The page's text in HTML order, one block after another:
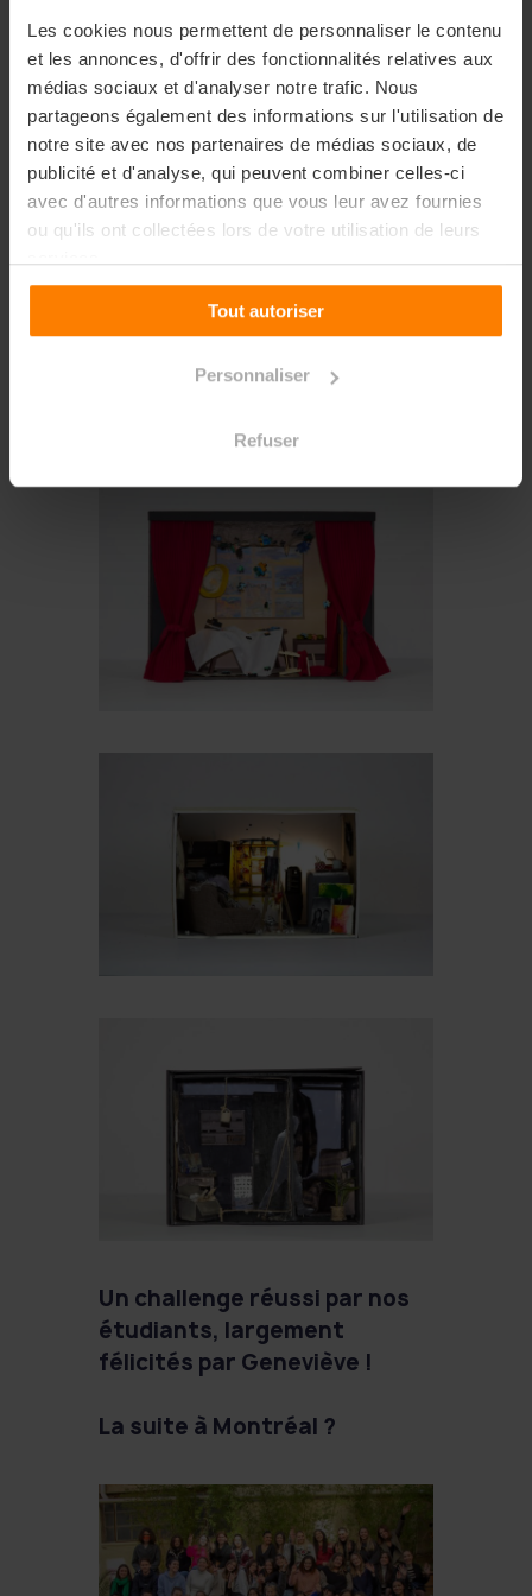
Les cookies nous permettent de personnaliser le contenu
et les annonces, d'offrir des fonctionnalités relatives aux
médias sociaux et d'analyser notre trafic. Nous
partageons également des informations sur l'utilisation de
notre site avec nos partenaires de médias sociaux, de
publicité et d'analyse, qui peuvent combiner celles-ci
avec d'autres informations que vous leur avez fournies
ou qu'ils ont collectées lors de votre utilisation de leurs
Tout autoriser
Personnaliser
Refuser
Le livre traite de plusieurs
thèmes, notamment de la
complexité de la vie urbaine,
de la solitude, de l'identité et
de la mémoire. Le style
d'écriture de Perec est
caractérisé par un souci du
détail minutieux et une
fascination pour les
structures et les systèmes,
ce qui donne au roman une
encyclopédique.
Un challenge réussi par nos
étudiants, largement
félicités par Geneviève !
La suite à Montréal ?